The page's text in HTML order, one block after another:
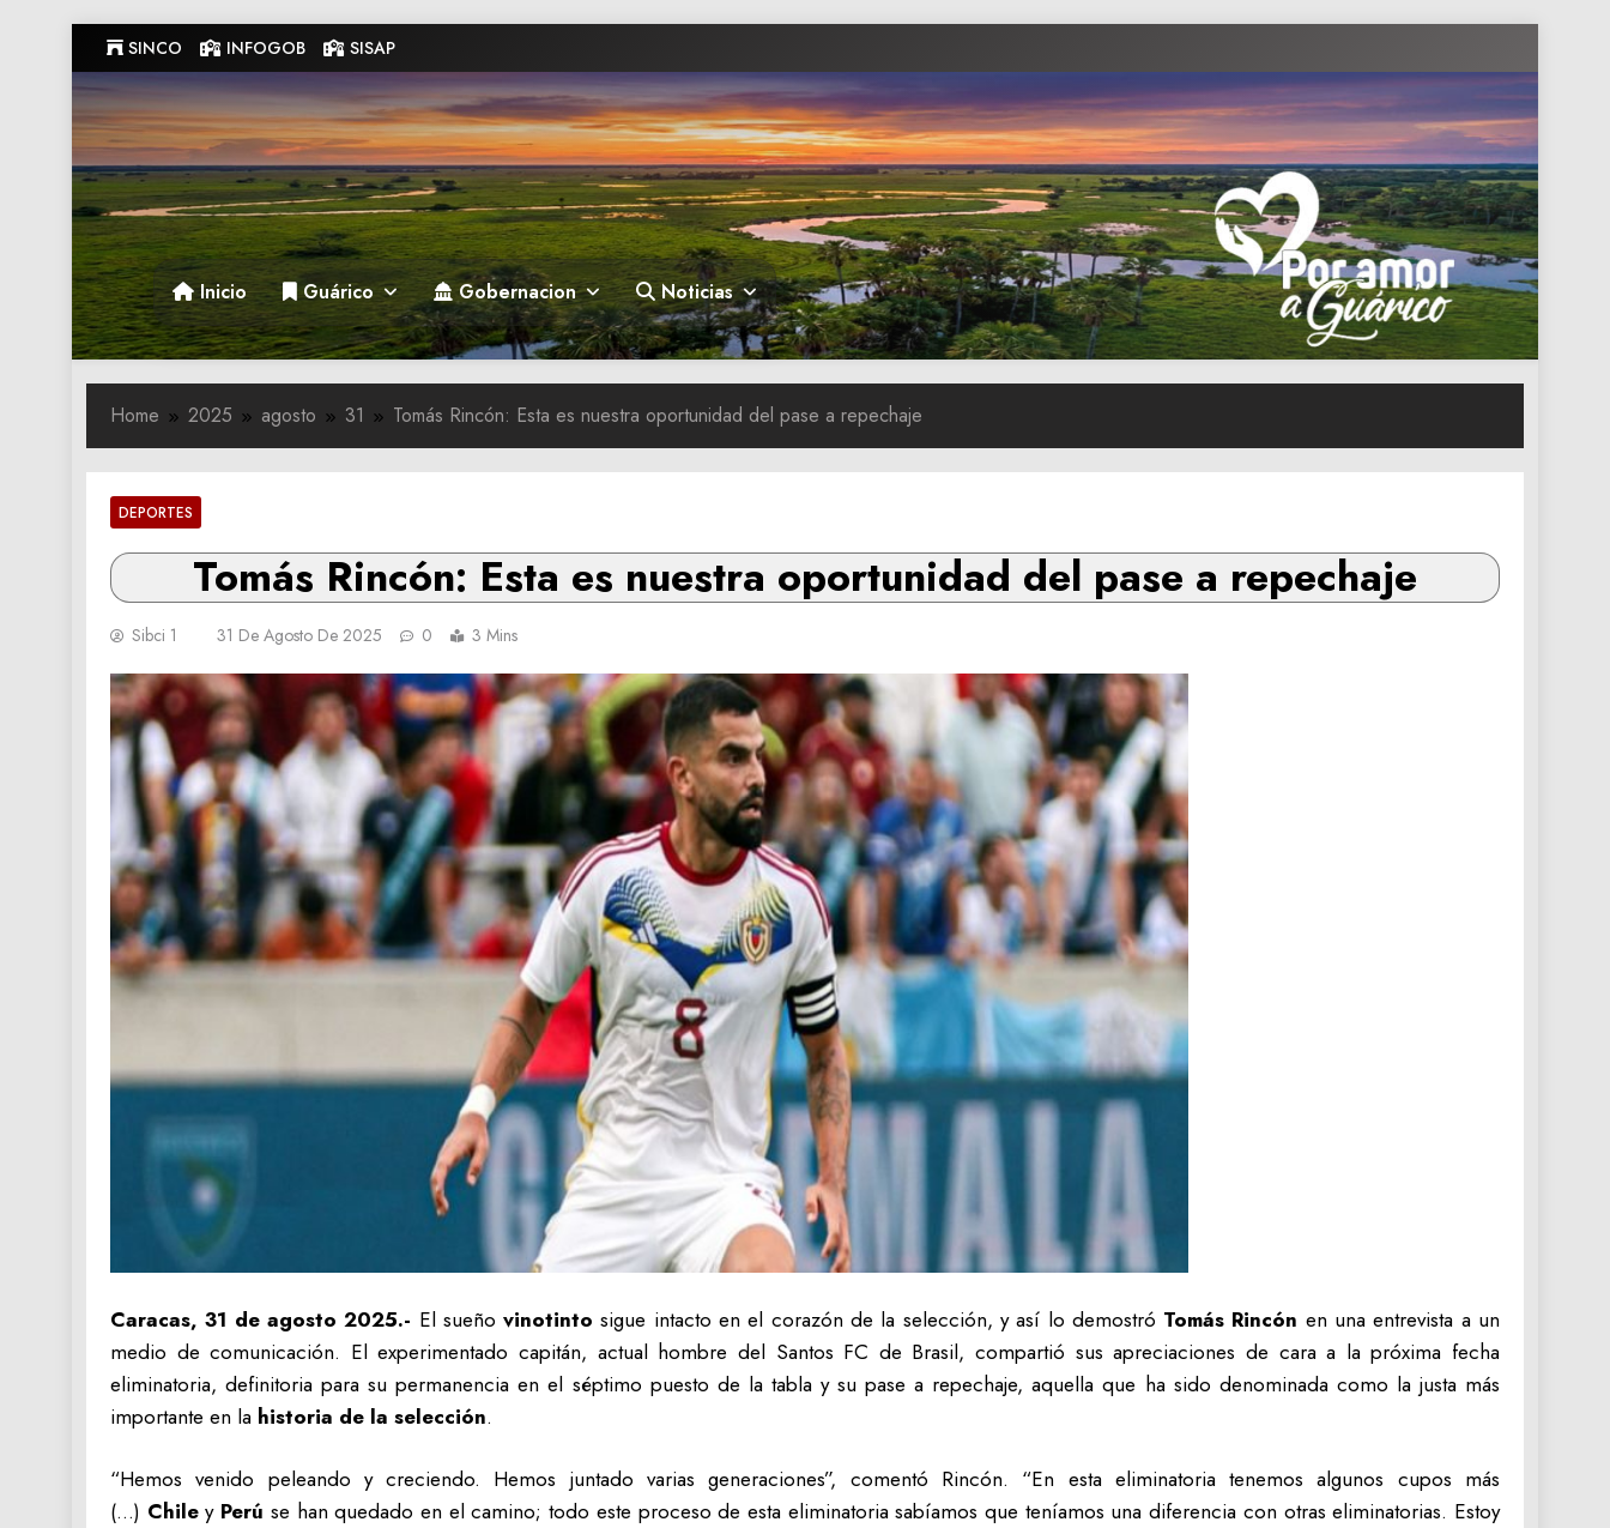
to
content
SINCO INFOGOB SISAP
Gobernacion de Guarico
Gobernacion de Guarico
Inicio Guárico Gobernacion Noticias
Home 2025 agosto 31 Tomás Rincón: Esta es nuestra oportunidad del pase a repechaje
DEPORTES
Tomás Rincón: Esta es nuestra oportunidad del pase a repechaje
Sibci 1 31 De Agosto De 2025 0 3 Mins
Caracas, 31 de agosto 2025.- El sueñovinotinto sigue intacto en el corazón de la selección, y así lo demostró Tomás Rincón en una entrevista a un
medio de comunicación. El experimentado capitán, actual hombre del Santos FC de Brasil, compartió sus apreciaciones de cara a la próxima fecha
eliminatoria, definitoria para su permanencia en el séptimo puesto de la tabla y su pase a repechaje, aquella que ha sido denominada como la justa más
importante en la historia de la selección.
“Hemos venido peleando y creciendo. Hemos juntado varias generaciones”, comentó Rincón. “En esta eliminatoria tenemos algunos cupos más
(…) ChileyPerú se han quedado en el camino; todo este proceso de esta eliminatoria sabíamos que teníamos una diferencia con otras eliminatorias. Estoy